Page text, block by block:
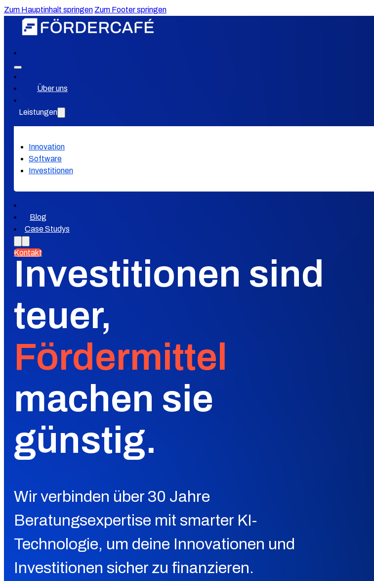
Zum Hauptinhalt springen Zum Footer springen
Über uns
Leistungen
Innovation
Software
Investitionen
Blog
Case Studys
Kontakt
Investitionen sind
teuer,
Fördermittel
machen sie
günstig.
Wir verbinden über 30 Jahre
Beratungsexpertise mit smarter KI-
Technologie, um deine Innovationen und
Investitionen sicher zu finanzieren.